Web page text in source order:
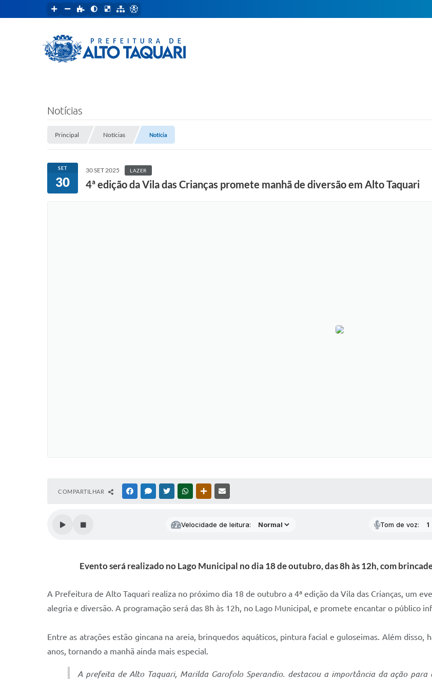
Notícias
Principal Notícias Notícia
SET
30
30 SET 2025 LAZER
4ª edição da Vila das Crianças promete manhã de diversão em Alto Taquari
COMPARTILHAR FACEBOOKMESSENGER
TWITTERWHATSAPPOUTRAS MÍDIAS
Velocidade de leitura: Tom de voz:
Evento será realizado no Lago Municipal no dia 18 de outubro, das 8h às 12h, com
A Prefeitura de Alto Taquari realiza no próximo dia 18 de outubro a 4ª edição da Vila das Crianças, um
alegria e diversão. A programação será das 8h às 12h, no Lago Municipal, e promete encantar o público
Entre as atrações estão gincana na areia, brinquedos aquáticos, pintura facial e guloseimas. Além disso,
anos, tornando a manhã ainda mais especial.
A prefeita de Alto Taquari, Marilda Garofolo Sperandio. destacou a importância da ação para